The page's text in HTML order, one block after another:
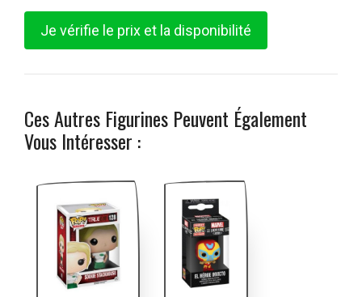
Je vérifie le prix et la disponibilité
Ces Autres Figurines Peuvent Également
Vous Intéresser :